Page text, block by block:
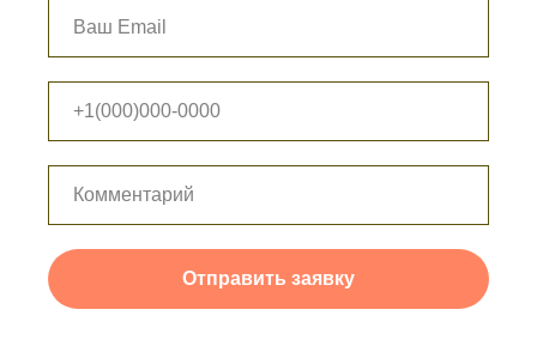
Отправить заявку